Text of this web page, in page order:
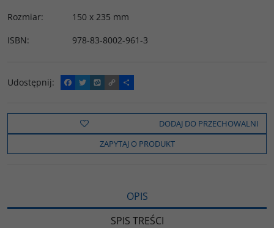
Rozmiar:
150 x 235 mm
ISBN: 978-83-8002-961-3
Udostępnij:
F
a
e
o
k
T
w
t
t
e
W
y
o
C
o
y
i
n
k
P
o
z
e
l
s
DODAJ DO PRZECHOWALNI
ZAPYTAJ O PRODUKT
OPIS
SPIS TREŚCI